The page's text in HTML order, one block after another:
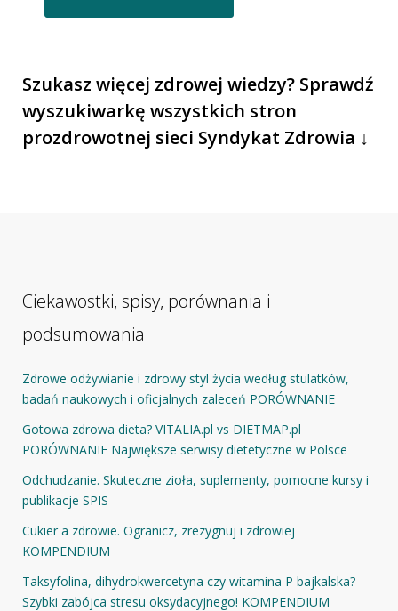
Szukasz więcej zdrowej wiedzy? Sprawdź
wyszukiwarkę wszystkich stron
prozdrowotnej sieci Syndykat Zdrowia ↓
Ciekawostki, spisy, porównania i
podsumowania
Zdrowe odżywianie i zdrowy styl życia według stulatków,
badań naukowych i oficjalnych zaleceń PORÓWNANIE
Gotowa zdrowa dieta? VITALIA.pl vs DIETMAP.pl
PORÓWNANIE Największe serwisy dietetyczne w Polsce
Odchudzanie. Skuteczne zioła, suplementy, pomocne kursy i
publikacje SPIS
Cukier a zdrowie. Ogranicz, zrezygnuj i zdrowiej
KOMPENDIUM
Taksyfolina, dihydrokwercetyna czy witamina P bajkalska?
Szybki zabójca stresu oksydacyjnego! KOMPENDIUM